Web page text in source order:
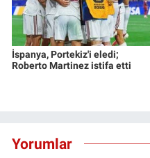
İspanya, Portekiz'i eledi;
Roberto Martinez istifa etti
Yorumlar